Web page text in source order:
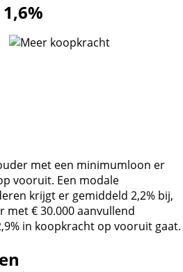
met een minimumloon er
vooruit. Een modale
krijgt er gemiddeld 2,2% bij,
met € 30.000 aanvullend
in koopkracht op vooruit gaat.